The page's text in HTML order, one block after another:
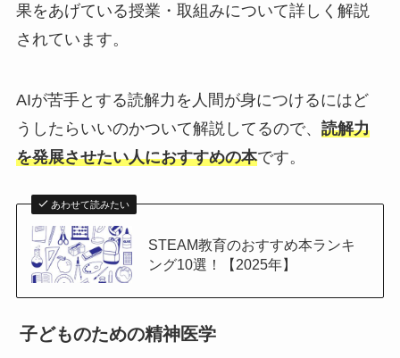
果をあげている授業・取組みについて詳しく解説
されています。
AIが苦手とする読解力を人間が身につけるにはど
うしたらいいのかついて解説してるので、 読解力
を発展させたい人におすすめの本です。
あわせて読みたい
STEAM教育のおすすめ本ランキ
ング10選！【2025年】
子どものための精神医学